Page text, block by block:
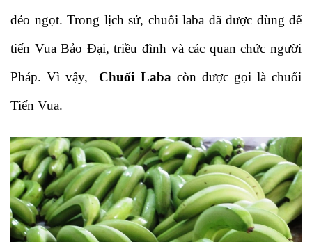
dẻo ngọt. Trong lịch sử, chuối laba đã được dùng để
tiến Vua Bảo Đại, triều đình và các quan chức người
Pháp. Vì vậy, Chuối Laba còn được gọi là chuối
Tiến Vua.